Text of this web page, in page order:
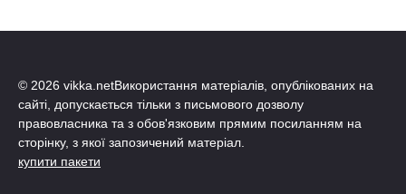
© 2026 vikka.netВикористання матеріалів, опублікованих на
сайті, допускається тільки з письмового дозволу
правовласника та з обов'язковим прямим посиланням на
сторінку, з якої запозичений матеріал.
купити пакети